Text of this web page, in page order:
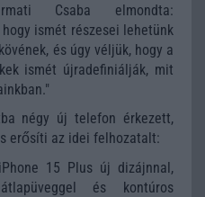
Csaba elmondta:
ismét részesei lehetünk
és úgy véljük, hogy a
ismét újradefiniálják, mit
négy új telefon érkezett,
erősíti az idei felhozatalt:
15 Plus új dizájnnal,
és kontúros